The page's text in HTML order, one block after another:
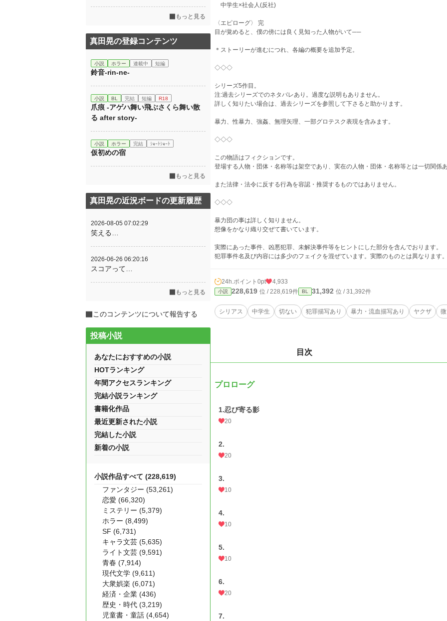
中学生×社会人(反社)
〈エピローグ〉 完
目が覚めると、僕の傍には良く見知った人物がいて──
＊ストーリーが進むにつれ、各編の概要を追加予定。
◇◇◇
シリーズ5作目。
注:過去シリーズでのネタバレあり。過度な説明もありません。
詳しく知りたい場合は、過去シリーズを参照して下さると助かります。
暴力、性暴力、強姦、無理矢理、一部グロテスク表現を含みます。
◇◇◇
この物語はフィクションです。
登場する人物・団体・名称等は架空であり、実在の人物・団体・名称等とは一切関係あ
また法律・法令に反する行為を容認・推奨するものではありません。
◇◇◇
暴力団の事は詳しく知りません。
想像をかなり織り交ぜて書いています。
実際にあった事件、凶悪犯罪、未解決事件等をヒントにした部分を含んでおります。
犯罪事件名及び内容には多少のフェイクを混ぜています。実際のものとは異なります。
24h.ポイント 0pt 4,933
小説 228,619 位 / 228,619件 BL 31,392 位 / 31,392件
シリアス 中学生 切ない 犯罪描写あり 暴力・流血描写あり ヤクザ
目次
プロローグ
1.忍び寄る影
20
2.
20
3.
10
4.
10
5.
10
6.
20
7.
もっと見る
真田晃の登録コンテンツ
小説 ホラー 連載中 短編
鈴音-rin-ne-
小説 BL 完結 短編 R18
爪痕 -アゲハ舞い飛ぶさくら舞い散
る after story-
小説 ホラー 完結 ｼｮｰﾄｼｮｰﾄ
仮初めの宿
もっと見る
真田晃の近況ボードの更新履歴
2026-08-05 07:02:29
笑える…
2026-06-26 06:20:16
スコアって…
もっと見る
このコンテンツについて報告する
投稿小説
あなたにおすすめの小説
HOTランキング
年間アクセスランキング
完結小説ランキング
書籍化作品
最近更新された小説
完結した小説
新着の小説
小説作品すべて (228,619)
ファンタジー (53,261)
恋愛 (66,320)
ミステリー (5,379)
ホラー (8,499)
SF (6,731)
キャラ文芸 (5,635)
ライト文芸 (9,591)
青春 (7,914)
現代文学 (9,611)
大衆娯楽 (6,071)
経済・企業 (436)
歴史・時代 (3,219)
児童書・童話 (4,654)